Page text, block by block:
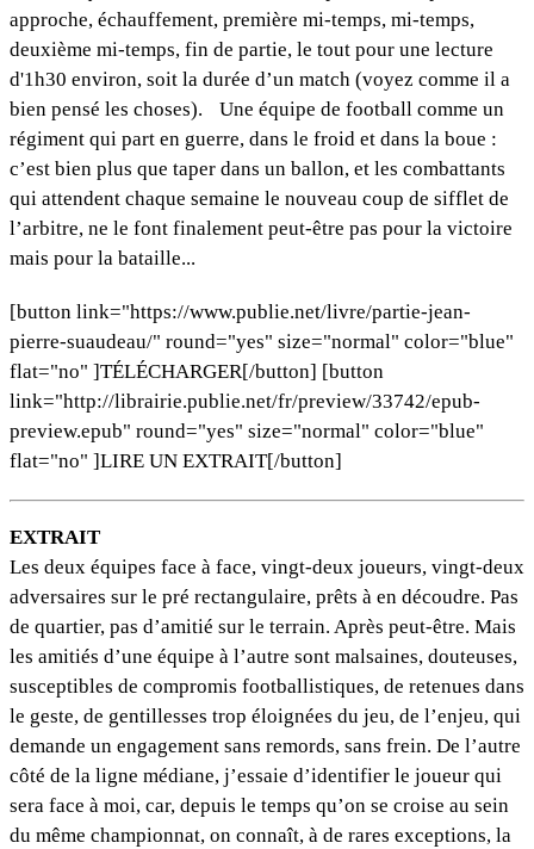
approche, échauffement, première mi-temps, mi-temps,
deuxième mi-temps, fin de partie, le tout pour une lecture
d'1h30 environ, soit la durée d’un match (voyez comme il a
bien pensé les choses). Une équipe de football comme un
régiment qui part en guerre, dans le froid et dans la boue :
c’est bien plus que taper dans un ballon, et les combattants
qui attendent chaque semaine le nouveau coup de sifflet de
l’arbitre, ne le font finalement peut-être pas pour la victoire
mais pour la bataille...
[button link="https://www.publie.net/livre/partie-jean-
pierre-suaudeau/" round="yes" size="normal" color="blue"
flat="no" ]TÉLÉCHARGER[/button] [button
link="http://librairie.publie.net/fr/preview/33742/epub-
preview.epub" round="yes" size="normal" color="blue"
flat="no" ]LIRE UN EXTRAIT[/button]
EXTRAIT
Les deux équipes face à face, vingt-deux joueurs, vingt-deux
adversaires sur le pré rectangulaire, prêts à en découdre. Pas
de quartier, pas d’amitié sur le terrain. Après peut-être. Mais
les amitiés d’une équipe à l’autre sont malsaines, douteuses,
susceptibles de compromis footballistiques, de retenues dans
le geste, de gentillesses trop éloignées du jeu, de l’enjeu, qui
demande un engagement sans remords, sans frein. De l’autre
côté de la ligne médiane, j’essaie d’identifier le joueur qui
sera face à moi, car, depuis le temps qu’on se croise au sein
du même championnat, on connaît, à de rares exceptions, la